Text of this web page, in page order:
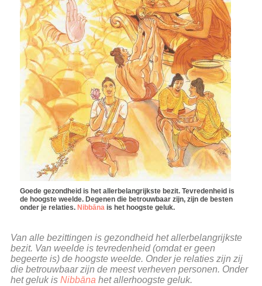
Goede gezondheid is het allerbelangrijkste bezit. Tevredenheid is
de hoogste weelde. Degenen die betrouwbaar zijn, zijn de besten
onder je relaties. Nibbāna is het hoogste geluk.
Van alle bezittingen is gezondheid het allerbelangrijkste
bezit. Van weelde is tevredenheid (omdat er geen
begeerte is) de hoogste weelde. Onder je relaties zijn zij
die betrouwbaar zijn de meest verheven personen. Onder
het geluk is Nibbāna het allerhoogste geluk.